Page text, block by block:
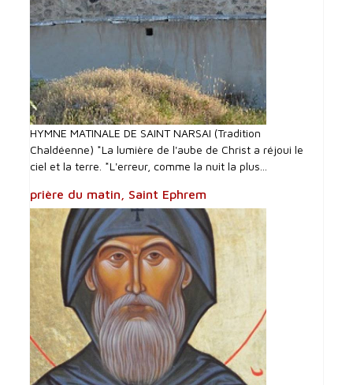
HYMNE MATINALE DE SAINT NARSAI (Tradition
Chaldéenne) *La lumière de l'aube de Christ a réjoui le
ciel et la terre. *L'erreur, comme la nuit la plus...
prière du matin, Saint Ephrem